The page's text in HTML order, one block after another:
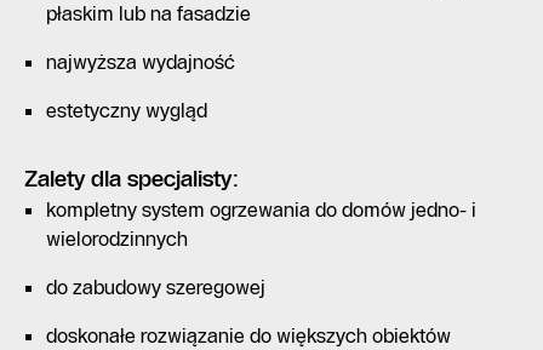
płaskim lub na fasadzie
najwyższa wydajność
estetyczny wygląd
Zalety dla specjalisty:
kompletny system ogrzewania do domów jedno- i
wielorodzinnych
do zabudowy szeregowej
doskonałe rozwiązanie do większych obiektów